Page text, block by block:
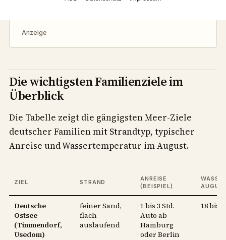
Anzeige
Die wichtigsten Familienziele im
Überblick
Die Tabelle zeigt die gängigsten Meer-Ziele
deutscher Familien mit Strandtyp, typischer
Anreise und Wassertemperatur im August.
ZIEL STRAND
ANREISE
(BEISPIEL)
Deutsche
Ostsee
(Timmendorf,
Usedom)
feiner Sand,
flach
auslaufend
1 bis 3 Std.
Auto ab
Hamburg
oder Berlin
18 bis